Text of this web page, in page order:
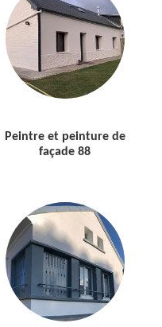
Peintre et peinture de
façade 88